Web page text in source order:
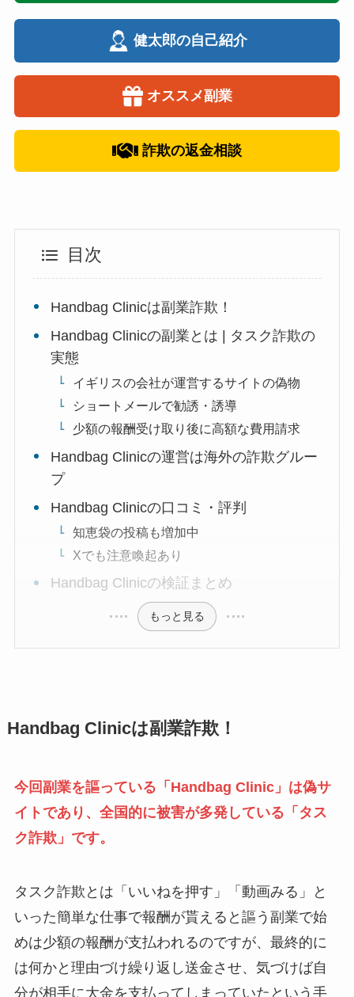
健太郎の自己紹介
オススメ副業
詐欺の返金相談
目次
Handbag Clinicは副業詐欺！
Handbag Clinicの副業とは | タスク詐欺の
実態
イギリスの会社が運営するサイトの偽物
ショートメールで勧誘・誘導
少額の報酬受け取り後に高額な費用請求
Handbag Clinicの運営は海外の詐欺グルー
プ
Handbag Clinicの口コミ・評判
知恵袋の投稿も増加中
Xでも注意喚起あり
Handbag Clinicの検証まとめ
もっと見る
Handbag Clinicは副業詐欺！
今回副業を謳っている「Handbag Clinic」は偽サ
イトであり、全国的に被害が多発している「タス
ク詐欺」です。
タスク詐欺とは「いいねを押す」「動画みる」と
いった簡単な仕事で報酬が貰えると謳う副業で始
めは少額の報酬が支払われるのですが、最終的に
は何かと理由づけ繰り返し送金させ、気づけば自
分が相手に大金を支払ってしまっていたという手